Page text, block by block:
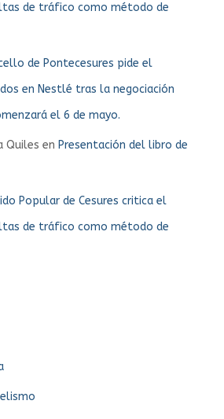
de tráfico como método de
de Pontecesures pide el
en Nestlé tras la negociación
el 6 de mayo.
Quiles en Presentación del libro de
Popular de Cesures critica el
de tráfico como método de